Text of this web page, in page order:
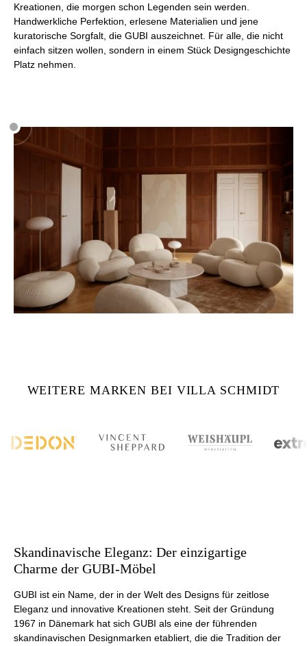
Kreationen, die morgen schon Legenden sein werden.
Handwerkliche Perfektion, erlesene Materialien und jene
kuratorische Sorgfalt, die GUBI auszeichnet. Für alle, die nicht
einfach sitzen wollen, sondern in einem Stück Designgeschichte
Platz nehmen.
WEITERE MARKEN BEI VILLA SCHMIDT
Skandinavische Eleganz: Der einzigartige
Charme der GUBI-Möbel
GUBI ist ein Name, der in der Welt des Designs für zeitlose
Eleganz und innovative Kreationen steht. Seit der Gründung
1967 in Dänemark hat sich GUBI als eine der führenden
skandinavischen Designmarken etabliert, die die Tradition der